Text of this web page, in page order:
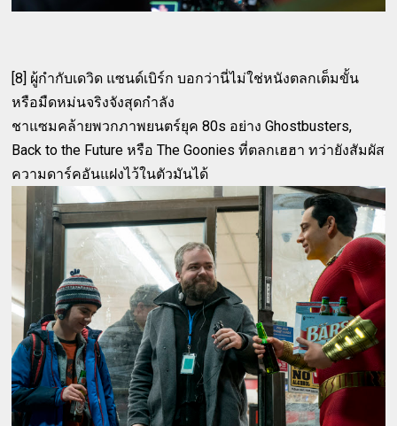
[8] ผู้กำกับเดวิด แซนด์เบิร์ก บอกว่านี่ไม่ใช่หนังตลกเต็มขั้น
หรือมืดหม่นจริงจังสุดกำลัง
ชาแซมคล้ายพวกภาพยนตร์ยุค 80s อย่าง Ghostbusters,
Back to the Future หรือ The Goonies ที่ตลกเฮฮา ทว่ายังสัมผัส
ความดาร์คอันแฝงไว้ในตัวมันได้